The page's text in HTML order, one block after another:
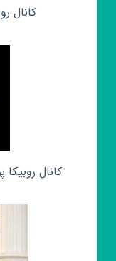
کانال
کانال